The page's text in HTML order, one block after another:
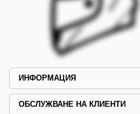
ИНФОРМАЦИЯ
ОБСЛУЖВАНЕ НА КЛИЕНТИ